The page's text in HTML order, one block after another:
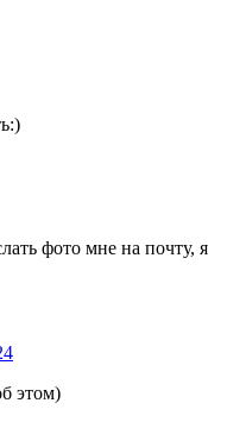
фото мне на почту, я
этом)